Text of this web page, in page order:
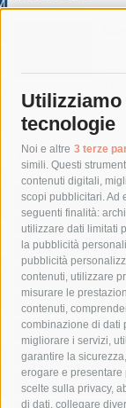
tecnologie
Noi e altre 3 terze
simili. Questi
contenuti digitali,
scopi pubblicitari. Ad
seguenti finalità:
utilizzare dati limitati
la pubblicità
pubblicità
contenuti, utilizzare
misurare le
contenuti,
combinazione di dati
migliorare i servizi,
garantire la
erogare e
scelte sulla privacy,
di dati, collegare
Tag
acqua allerta
area marina
Asl Napoli 3 sud
castellammare di
comune di
costiera
fondazione
lavori
lorenzo